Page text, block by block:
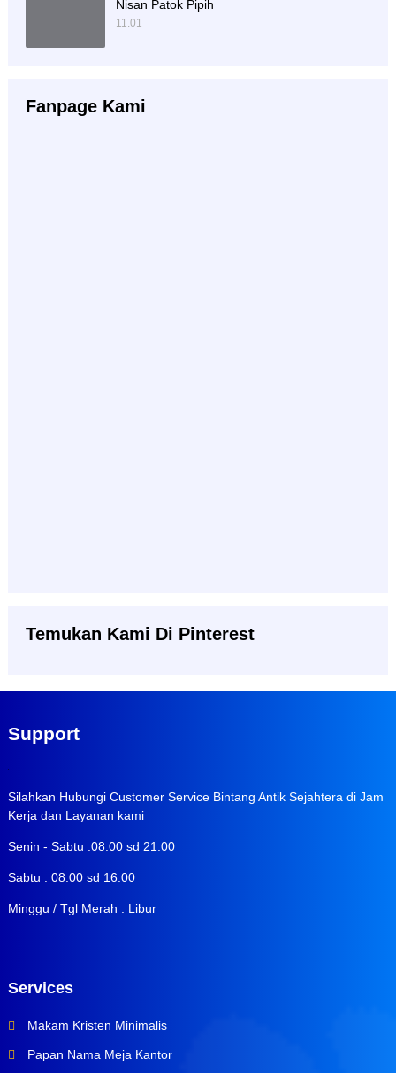
Nisan Patok Pipih
11.01
Fanpage Kami
Temukan Kami Di Pinterest
Support
Silahkan Hubungi Customer Service Bintang Antik Sejahtera di Jam
Kerja dan Layanan kami
Senin - Sabtu :08.00 sd 21.00
Sabtu : 08.00 sd 16.00
Minggu / Tgl Merah : Libur
Services
Makam Kristen Minimalis
Papan Nama Meja Kantor